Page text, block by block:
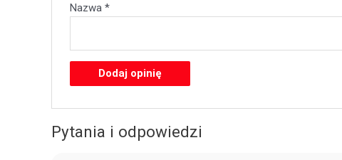
Nazwa*
Pytania i odpowiedzi